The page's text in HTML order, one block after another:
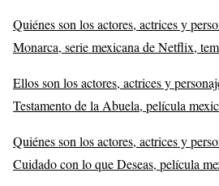
Quiénes son los actores, actrices y
Monarca, serie mexicana de Netflix,
Ellos son los actores, actrices y
Testamento de la Abuela, película
Quiénes son los actores, actrices y
Cuidado con lo que Deseas, película